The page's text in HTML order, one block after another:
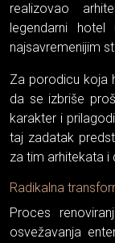
realizovao
legendarni
najsavremenijim
Za porodicu koja
da se izbriše
karakter i
taj zadatak
za tim arhitekata i
Radikalna
Proces
osvežavanja